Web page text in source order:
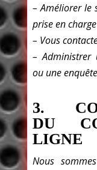
– Améliorer le
prise en charge
– Vous
– Administrer
ou une enquête
3.
DU
LIGNE
Nous